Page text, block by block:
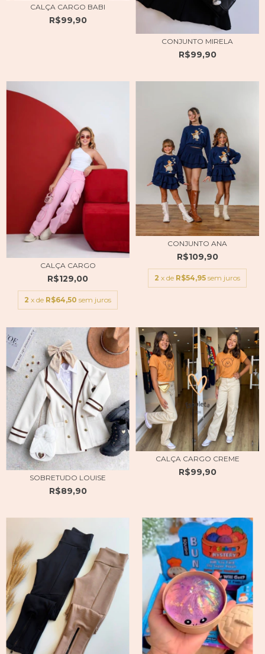
CALÇA CARGO BABI
R$99,90
CONJUNTO MIRELA
R$99,90
CALÇA CARGO
R$129,00
2 x de R$64,50 sem juros
CONJUNTO ANA
R$109,90
2 x de R$54,95 sem juros
SOBRETUDO LOUISE
R$89,90
CALÇA CARGO CREME
R$99,90